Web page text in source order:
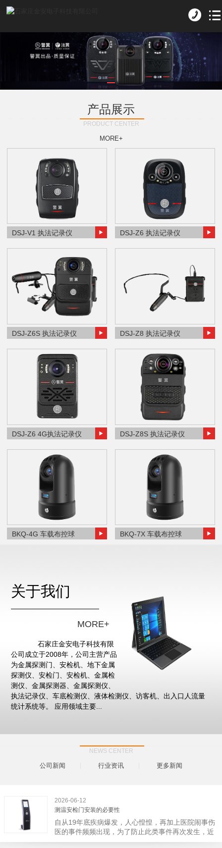
产品展示
PRODUCT CENTER
MORE+
DSJ-V1 执法记录仪 DSJ-Z6 执法记录仪
DSJ-Z6S 执法记录仪 DSJ-Z8 执法记录仪
DSJ-Z6 4G执法记录仪 DSJ-Z8S 执法记录仪
BKQ-4G 车载布控球 BKQ-7X 车载布控球
关于我们
MORE+
石家庄金安电子科技有限
公司成立于2008年，公司主营产品
为金属探测门、安检机、地下金属
探测仪、安检门、安检机、金属检
测仪、金属探测器、金属探测仪、
执法记录仪、车底检测仪、液体检测仪、访客机、出入口人流量
统计系统等。 应用领域主要...
NEWS CENTER
公司新闻 行业资讯 更多新闻
2026-06-12
测温安检门安装的必要性
自从19年底疾病爆发，人心惶惶，再加上医院闹事伤
医的事件频频出现，为了防止此类事件再次发生，近
日，广西南宁市卫建委发出通知，要求当地市属各三